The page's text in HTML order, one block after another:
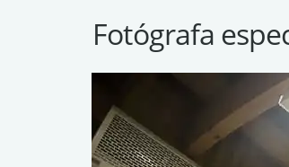
Fotógrafa